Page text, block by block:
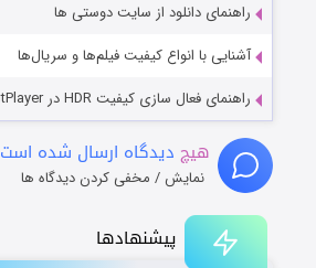
پیشنهادها
راهنمای دانلود از سایت دوستی ها
آشنایی با انواع کیفیت فیلم‌ها و سریال‌ها
راهنمای فعال سازی کیفیت HDR در PotPlayer
هیچ دیدگاه ارسال شده است
نمایش / مخفی کردن دیدگاه ها